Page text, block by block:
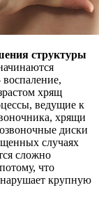
структуры
хрящ
ведущие к
хрящи
диски
случаях
сложно
что
крупную